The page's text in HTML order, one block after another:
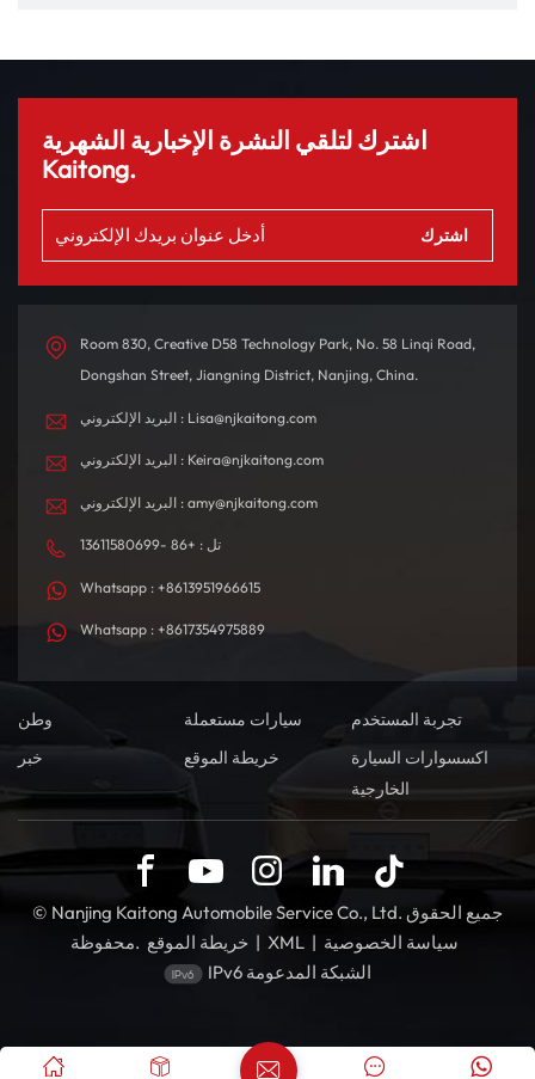
اشترك لتلقي النشرة الإخبارية الشهرية
Kaitong.
Room 830, Creative D58 Technology Park, No. 58 Linqi Road,
Dongshan Street, Jiangning District, Nanjing, China.
البريد الإلكتروني : Lisa@njkaitong.com
البريد الإلكتروني : Keira@njkaitong.com
البريد الإلكتروني : amy@njkaitong.com
تل : +86 -13611580699
Whatsapp : +8613951966615
Whatsapp : +8617354975889
وطن سيارات مستعملة
تجربة المستخدم
خبر
خريطة الموقع
اكسسوارات السيارة
الخارجية
© Nanjing Kaitong Automobile Service Co., Ltd. جميع الحقوق
محفوظة. خريطة الموقع | XML | سياسة الخصوصية
IPv6 الشبكة المدعومة